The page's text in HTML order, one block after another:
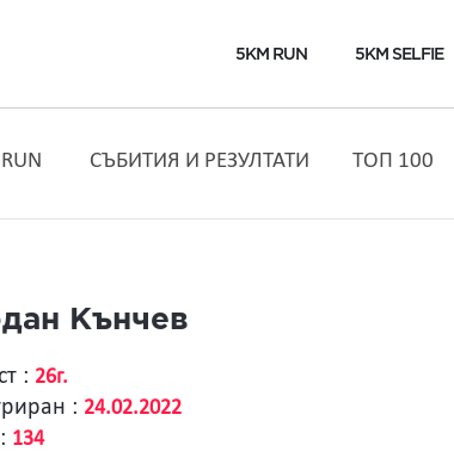
5KM RUN 5KM SELFIE
СЪБИТИЯ И РЕЗУЛТАТИ ТОП 100
Кънчев
: 26г.
: 24.02.2022
134